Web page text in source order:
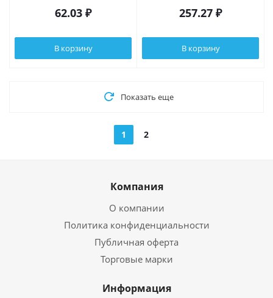
62.03 ₽
В корзину
257.27 ₽
В корзину
Показать еще
1 2
Компания
О компании
Политика конфиденциальности
Публичная оферта
Торговые марки
Информация